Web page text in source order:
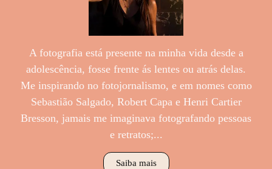
A fotografia está presente na minha vida desde a
adolescência, fosse frente ás lentes ou atrás delas.
Me inspirando no fotojornalismo, e em nomes como
Sebastião Salgado, Robert Capa e Henri Cartier
Bresson, jamais me imaginava fotografando pessoas
e retratos;...
Saiba mais